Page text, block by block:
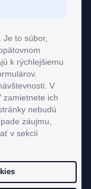
to súbor,
k rýchlejšiemu
V
zamietnete ich
nebudú
záujmu,
v sekcií